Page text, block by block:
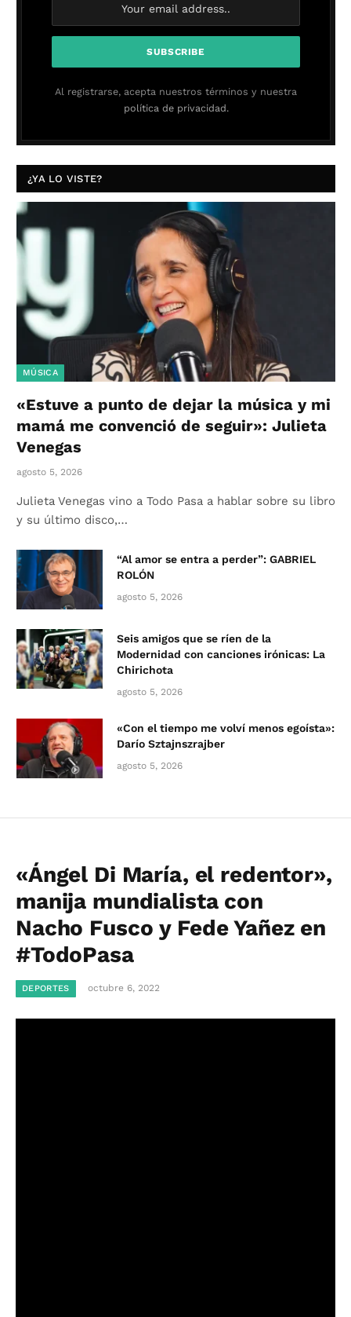
Al registrarse, acepta nuestros términos y nuestra
política de privacidad.
¿YA LO VISTE?
MÚSICA
«Estuve a punto de dejar la música y mi
mamá me convenció de seguir»: Julieta
Venegas
agosto 5, 2026
Julieta Venegas vino a Todo Pasa a hablar sobre su libro
y su último disco,…
“Al amor se entra a perder”: GABRIEL
ROLÓN
agosto 5, 2026
Seis amigos que se ríen de la
Modernidad con canciones irónicas: La
Chirichota
agosto 5, 2026
«Con el tiempo me volví menos egoísta»:
Darío Sztajnszrajber
agosto 5, 2026
«Ángel Di María, el redentor»,
manija mundialista con
Nacho Fusco y Fede Yañez en
#TodoPasa
DEPORTES octubre 6, 2022